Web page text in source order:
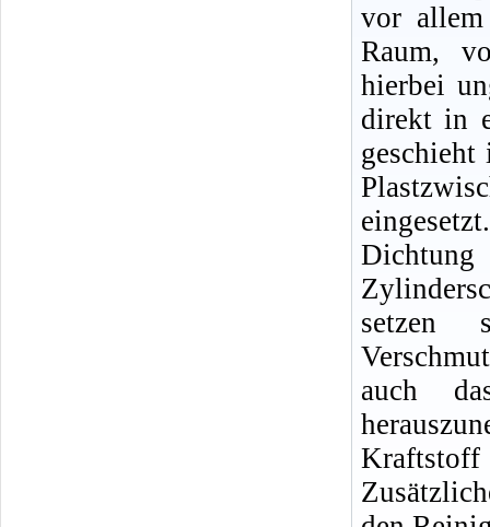
vor
Raum,
hierbei
direkt in
setzen
auch
Kraftstoff